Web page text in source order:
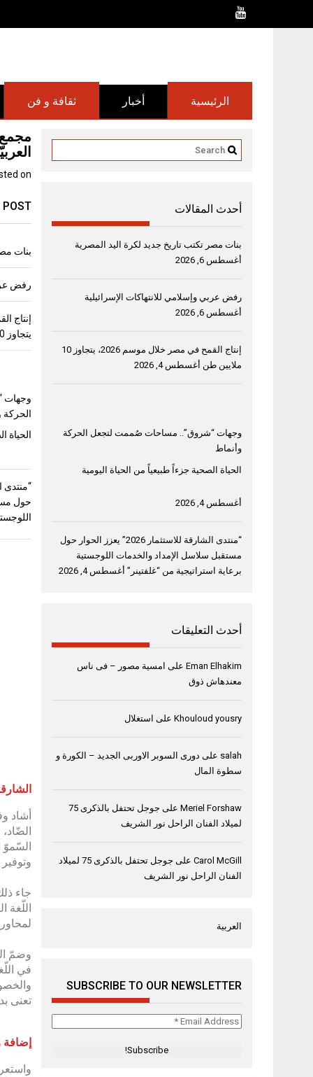
ثقافة و فن أخبار الرئيسية
مجمع
on
POST
بنات
رفض
يتجاوز 10 ملايين طن
وجهات
الحركة
الحياة
حول
الشارقة، 21
أشاد
جاء
وضمّ
في
تعنى
إضافة
أحدث المقالات
بنات مصر تكتب تاريخ جديد لكرة اليد المصرية
أغسطس 6, 2026
رفض عربي وإسلامي للانتهاكات الإسرائيلية
أغسطس 6, 2026
إنتاج القمح في مصر خلال موسم 2026، يتجاوز 10
ملايين طن أغسطس 4, 2026
وجهات “شروق”.. مساحات صُممت لتجعل الحركة
وأنماط
الحياة الصحية جزءاً طبيعياً من الحياة اليومية
أغسطس 4, 2026
“منتدى الشارقة للاستثمار 2026” يعزز الحوار حول
مستقبل سلاسل الإمداد والخدمات اللوجستية
برعاية استراتيجية من “غلفتينر” أغسطس 4, 2026
أحدث التعليقات
Eman Elhakim على امسية مصور – فى ناس
معندهاش ذوق
Khouloud yousry على استغلال
salah على دورى السوبر الاوربى الجديد – الكورة و
سطوة المال
Meriel Forshaw على
جوجل تحتفل بالذكرى 75
لميلاد الفنان الراحل نور الشريف
Carol McGill على
جوجل تحتفل بالذكرى 75 لميلاد
الفنان الراحل نور الشريف
العربية
SUBSCRIBE TO OUR NEWSLETTER
Email